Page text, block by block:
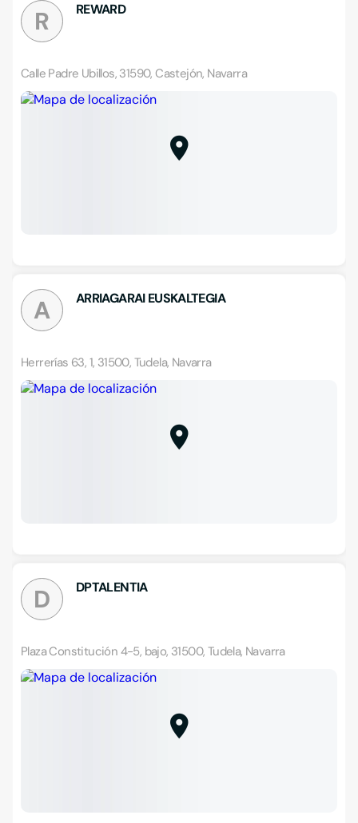
R REWARD
Calle Padre Ubillos, 31590, Castejón, Navarra
A ARRIAGARAI EUSKALTEGIA
Herrerías 63, 1, 31500, Tudela, Navarra
D DPTALENTIA
Plaza Constitución 4-5, bajo, 31500, Tudela, Navarra